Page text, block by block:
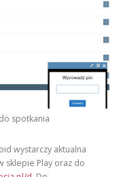
spotkania
wystarczy aktualna
sklepie Play oraz do